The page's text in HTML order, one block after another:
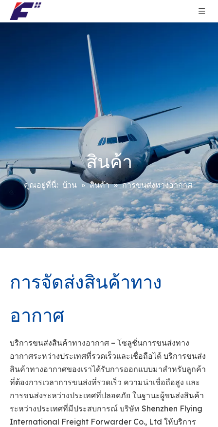
สินค้า
คุณอยู่ที่นี่: บ้าน » สินค้า » การขนส่งทางอากาศ
การจัดส่งสินค้าทาง
อากาศ
บริการขนส่งสินค้าทางอากาศ – โซลูชั่นการขนส่งทาง
อากาศระหว่างประเทศที่รวดเร็วและเชื่อถือได้ บริการขนส่ง
สินค้าทางอากาศของเราได้รับการออกแบบมาสำหรับลูกค้า
ที่ต้องการเวลาการขนส่งที่รวดเร็ว ความน่าเชื่อถือสูง และ
การขนส่งระหว่างประเทศที่ปลอดภัย ในฐานะผู้ขนส่งสินค้า
ระหว่างประเทศที่มีประสบการณ์ บริษัท Shenzhen Flying
International Freight Forwarder Co., Ltd ให้บริการ